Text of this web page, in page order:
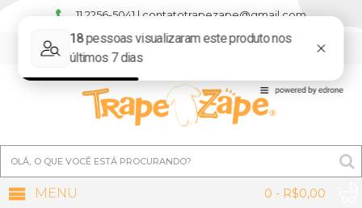
11 2256-5041 | contatotrapezape@gmail.com
0 - R$0,00
MENU